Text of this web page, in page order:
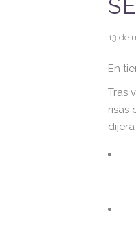
13 de
En
Tras
risas